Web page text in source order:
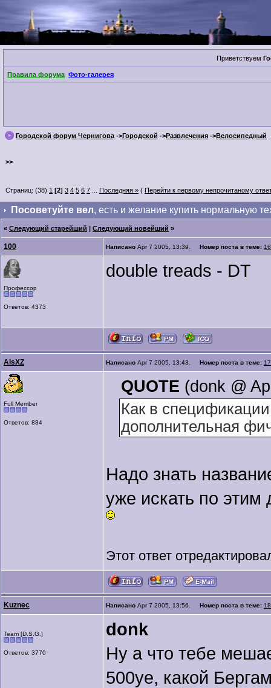
Приветствуем
Правила форума Фото-галерея
Городской форум Чернигова ->Городской ->Развлечения ->Велосипедный
>>
Страниц: (38) 1 [2] 3 4 5 6 7 Последняя » ( Перейти к первому непрочитаному
Посоветуйте вел, есть и желание купить нормальную
« Следующий старейший | Следующий новейший »
100 Написано Apr 7 2005, 13:39. Номер поста в теме: 16
Профессор
Ответов: 4373
double treads - DT
AlsXZ Написано Apr 7 2005, 13:43. Номер поста в теме: 17
Full Member
Ответов: 884
QUOTE (donk @
Как в
дополнительная
Надо знать
уже иcкать по
Этот ответ
Kuznec Написано Apr 7 2005, 13:56. Номер поста в теме: 18
Team [D.S.G.]
Ответов: 3770
donk
Ну а что тебе
500уе, какой